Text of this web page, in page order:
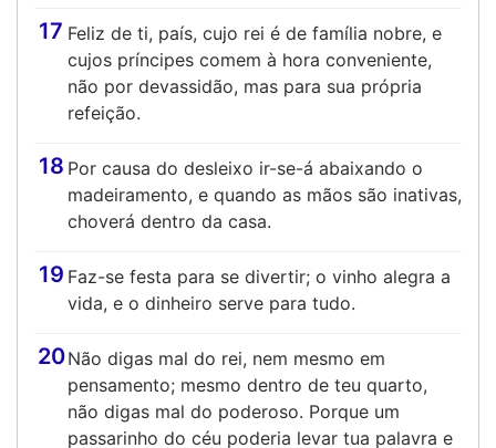
17 Feliz de ti, país, cujo rei é de família nobre, e
cujos príncipes comem à hora conveniente,
não por devassidão, mas para sua própria
refeição.
18 Por causa do desleixo ir-se-á abaixando o
madeiramento, e quando as mãos são inativas,
choverá dentro da casa.
19 Faz-se festa para se divertir; o vinho alegra a
vida, e o dinheiro serve para tudo.
20Não digas mal do rei, nem mesmo em
pensamento; mesmo dentro de teu quarto,
não digas mal do poderoso. Porque um
passarinho do céu poderia levar tua palavra e